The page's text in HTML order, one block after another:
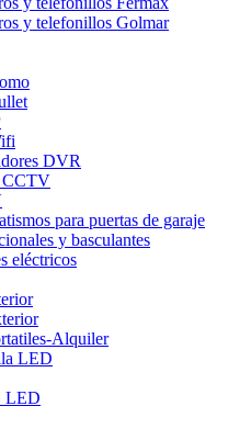
y telefonillos Golmar
DVR
CCTV
para puertas de garaje
y basculantes
eléctricos
Alquiler
LED
LED